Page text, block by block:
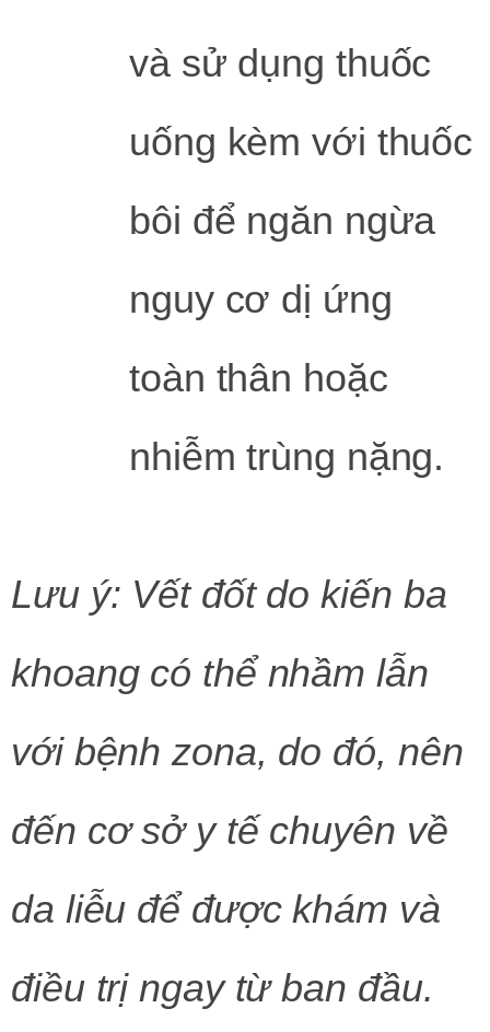
và sử dụng thuốc
uống kèm với thuốc
bôi để ngăn ngừa
nguy cơ dị ứng
toàn thân hoặc
nhiễm trùng nặng.
Lưu ý: Vết đốt do kiến ba
khoang có thể nhầm lẫn
với bệnh zona, do đó, nên
đến cơ sở y tế chuyên về
da liễu để được khám và
điều trị ngay từ ban đầu.